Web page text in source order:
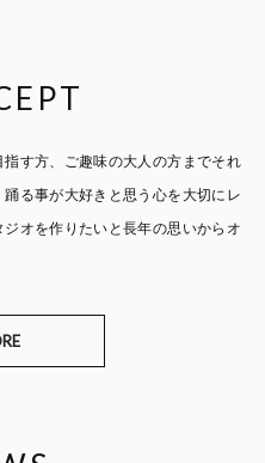
す方、 ご趣味の大人の方までそれ
踊る事が大好きと思う心を大切に レ
ジオを作りたいと長年の思いからオ